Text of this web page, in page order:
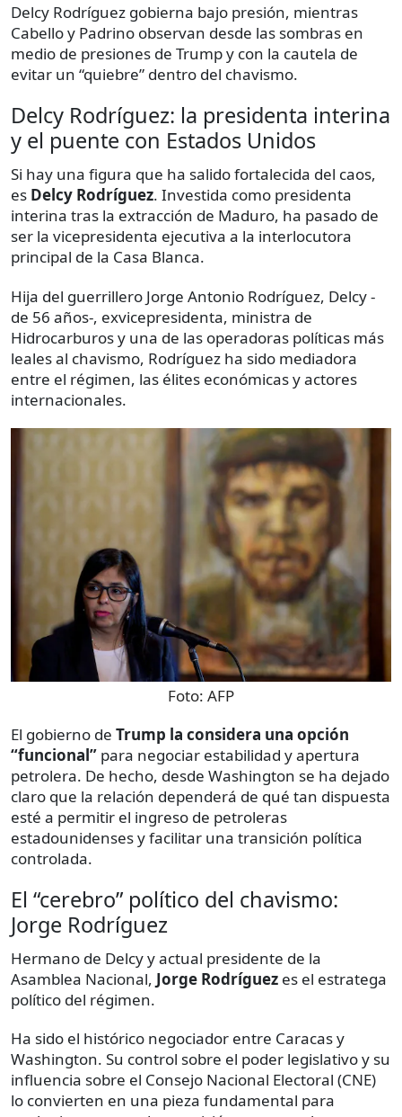
Delcy Rodríguez gobierna bajo presión, mientras
Cabello y Padrino observan desde las sombras en
medio de presiones de Trump y con la cautela de
evitar un “quiebre” dentro del chavismo.
Delcy Rodríguez: la presidenta interina
y el puente con Estados Unidos
Si hay una figura que ha salido fortalecida del caos,
es Delcy Rodríguez. Investida como presidenta
interina tras la extracción de Maduro, ha pasado de
ser la vicepresidenta ejecutiva a la interlocutora
principal de la Casa Blanca.
Hija del guerrillero Jorge Antonio Rodríguez, Delcy -
de 56 años-, exvicepresidenta, ministra de
Hidrocarburos y una de las operadoras políticas más
leales al chavismo, Rodríguez ha sido mediadora
entre el régimen, las élites económicas y actores
internacionales.
Foto: AFP
El gobierno de Trump la considera una opción
“funcional” para negociar estabilidad y apertura
petrolera. De hecho, desde Washington se ha dejado
claro que la relación dependerá de qué tan dispuesta
esté a permitir el ingreso de petroleras
estadounidenses y facilitar una transición política
controlada.
El “cerebro” político del chavismo:
Jorge Rodríguez
Hermano de Delcy y actual presidente de la
Asamblea Nacional, Jorge Rodríguez es el estratega
político del régimen.
Ha sido el histórico negociador entre Caracas y
Washington. Su control sobre el poder legislativo y su
influencia sobre el Consejo Nacional Electoral (CNE)
lo convierten en una pieza fundamental para